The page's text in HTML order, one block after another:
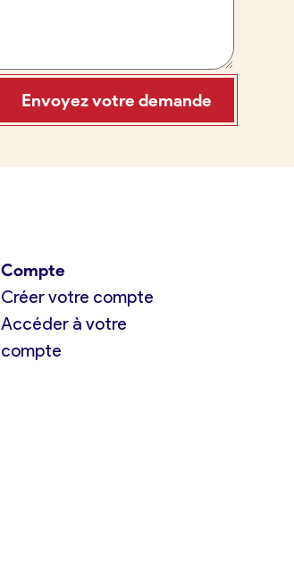
Envoyez votre demande
Compte
Créer votre compte
Accéder à votre
compte